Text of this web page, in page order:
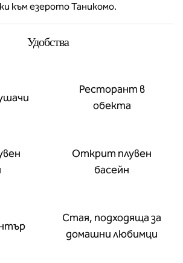
към езерото Таникомо.
Удобства
Ресторант в
обекта
Открит плувен
басейн
Стая, подходяща за
домашни любимци